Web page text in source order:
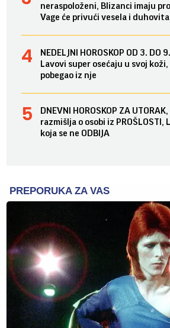
neraspoloženi, Blizanci imaju
Vage će privući vesela i duhovita
NEDELJNI HOROSKOP OD 3. DO
Lavovi super osećaju u svoj
pobegao iz nje
DNEVNI HOROSKOP ZA
razmišlja o osobi iz PROŠLOSTI,
koja se ne ODBIJA